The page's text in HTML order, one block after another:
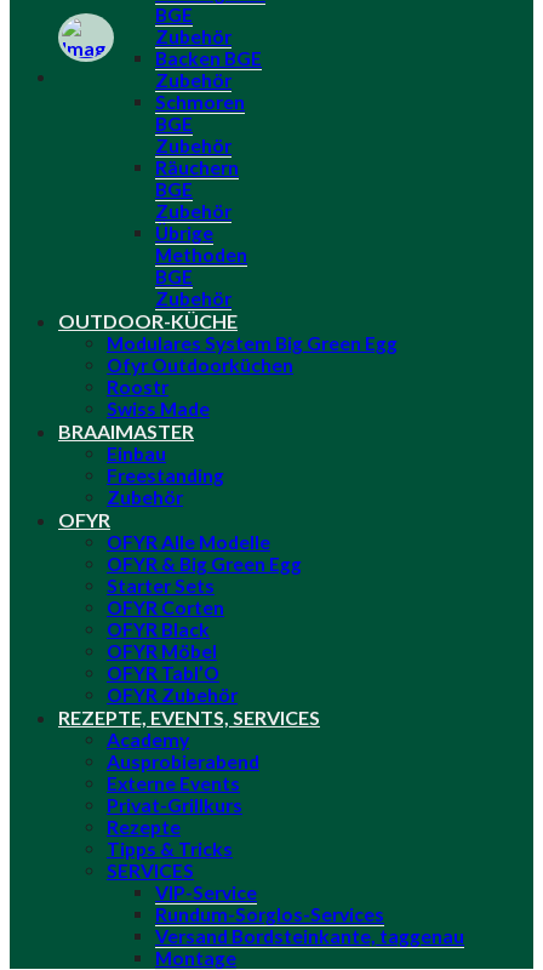
BGE
Zubehör
Backen BGE
Zubehör
Schmoren
BGE
Zubehör
Räuchern
BGE
Zubehör
Übrige
Methoden
BGE
Zubehör
OUTDOOR-KÜCHE
Modulares System Big Green Egg
Ofyr Outdoorküchen
Roostr
Swiss Made
BRAAIMASTER
Einbau
Freestanding
Zubehör
OFYR
OFYR Alle Modelle
OFYR & Big Green Egg
Starter Sets
OFYR Corten
OFYR Black
OFYR Möbel
OFYR Tabl’O
OFYR Zubehör
REZEPTE, EVENTS, SERVICES
Academy
Ausprobierabend
Externe Events
Privat-Grillkurs
Rezepte
Tipps & Tricks
SERVICES
VIP-Service
Rundum-Sorglos-Services
Versand Bordsteinkante, taggenau
Montage